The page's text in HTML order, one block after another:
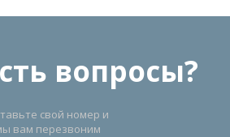
вопросы?
свой номер и
вам перезвоним